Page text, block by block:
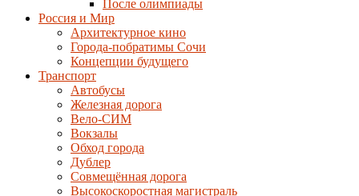
После олимпиады
Россия и Мир
Архитектурное кино
Города-побратимы Сочи
Концепции будущего
Транспорт
Автобусы
Железная дорога
Вело-СИМ
Вокзалы
Обход города
Дублер
Совмещённая дорога
Высокоскоростная магистраль